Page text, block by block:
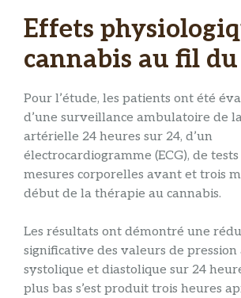
Effets
cannabis au fil
Pour l’étude, les patients ont été
d’une surveillance ambulatoire de
artérielle 24 heures sur 24, d’un
électrocardiogramme (ECG), de
mesures corporelles avant et trois
début de la thérapie au cannabis.
Les résultats ont démontré une
significative des valeurs de
systolique et diastolique sur 24
plus bas s’est produit trois heures